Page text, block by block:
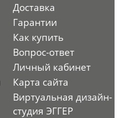
Доставка
Гарантии
Как купить
Вопрос-ответ
Личный кабинет
Карта сайта
Виртуальная дизайн-
студия ЭГГЕР